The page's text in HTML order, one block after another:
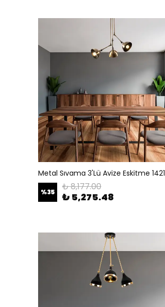
Metal Sıvama 3'Lü Avize Eskitme 1421
%35 ₺ 8,177.00
₺ 5,275.48